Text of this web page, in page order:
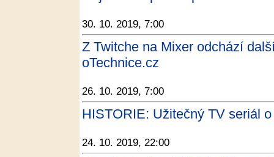
30. 10. 2019, 7:00
Z Twitche na Mixer odchází
oTechnice.cz
26. 10. 2019, 7:00
HISTORIE: Užitečný TV seriál
24. 10. 2019, 22:00